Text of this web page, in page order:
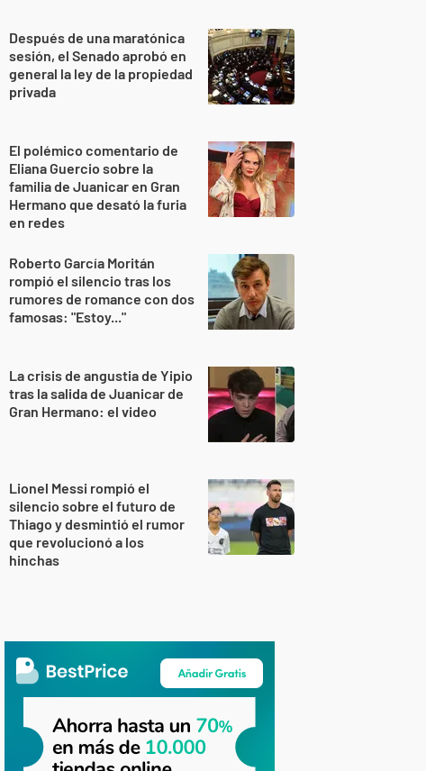
Después de una maratónica
sesión, el Senado aprobó en
general la ley de la propiedad
privada
El polémico comentario de
Eliana Guercio sobre la
familia de Juanicar en Gran
Hermano que desató la furia
en redes
Roberto García Moritán
rompió el silencio tras los
rumores de romance con dos
famosas: "Estoy..."
La crisis de angustia de Yipio
tras la salida de Juanicar de
Gran Hermano: el video
Lionel Messi rompió el
silencio sobre el futuro de
Thiago y desmintió el rumor
que revolucionó a los
hinchas